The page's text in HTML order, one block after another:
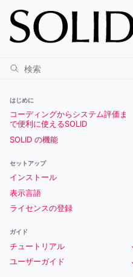
はじめに
コーディングからシステム評価ま
で便利に使えるSOLID
SOLID の機能
セットアップ
インストール
表示言語
ライセンスの登録
ガイド
チュートリアル
ユーザーガイド